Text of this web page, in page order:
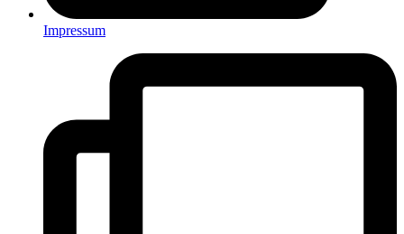
Impressum